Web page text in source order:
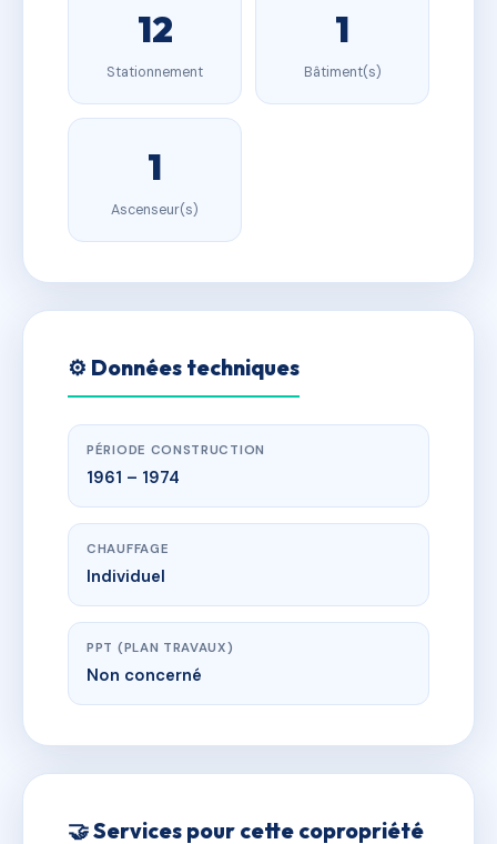
12
Stationnement
1
Bâtiment(s)
1
Ascenseur(s)
⚙️ Données techniques
PÉRIODE CONSTRUCTION
1961 – 1974
CHAUFFAGE
Individuel
PPT (PLAN TRAVAUX)
Non concerné
🤝 Services pour cette copropriété